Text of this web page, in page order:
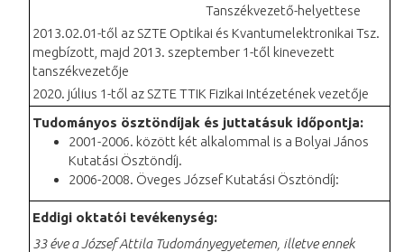
Tanszékvezető-helyettese
2013.02.01-től az SZTE Optikai és Kvantumelektronikai Tsz.
megbízott, majd 2013. szeptember 1-től kinevezett
tanszékvezetője
2020. július 1-től az SZTE TTIK Fizikai Intézetének vezetője
Tudományos ösztöndíjak és juttatásuk időpontja:
2001-2006. között két alkalommal is a Bolyai János
Kutatási Ösztöndíj.
2006-2008. Öveges József Kutatási Ösztöndíj:
Eddigi oktatói tevékenység:
33 éve a József Attila Tudományegyetemen, illetve ennek